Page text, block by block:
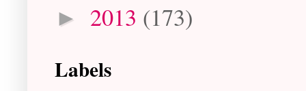
► 2013 (173)
Labels